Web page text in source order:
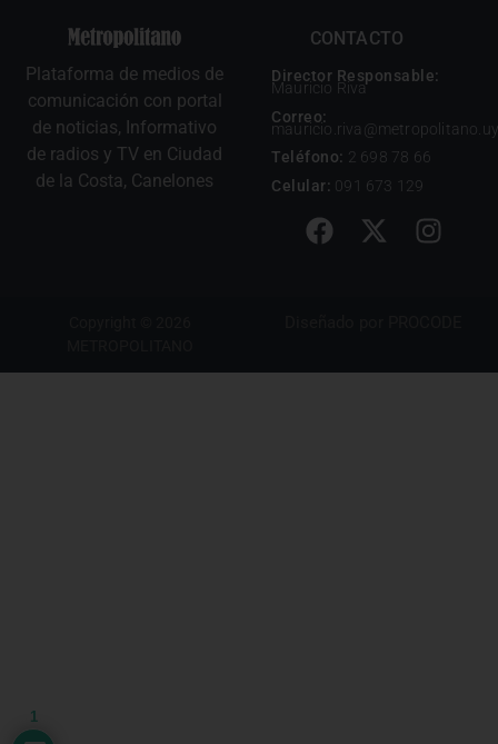
Plataforma de medios de
comunicación con portal
de noticias, Informativo
de radios y TV en Ciudad
de la Costa, Canelones
CONTACTO
Director Responsable:
Mauricio Riva
Correo:
mauricio.riva@metropolitano.uy
Teléfono: 2 698 78 66
Celular: 091 673 129
1